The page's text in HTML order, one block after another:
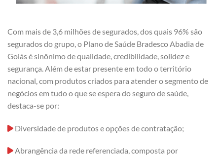
Com mais de 3,6 milhões de segurados, dos quais 96% são
segurados do grupo, o Plano de Saúde Bradesco Abadia de
Goiás é sinônimo de qualidade, credibilidade, solidez e
segurança. Além de estar presente em todo o território
nacional, com produtos criados para atender o segmento de
negócios em tudo o que se espera do seguro de saúde,
destaca-se por:
Diversidade de produtos e opções de contratação;
Abrangência da rede referenciada, composta por